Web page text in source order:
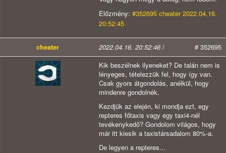
Előzmény: #352695 cheater 2022.04.16.
20:52:45
cheater 2022.04.16. 20:52:46/
# 352695
Kik beszélnek ilyeneket? De talán nem is
lényeges, tételezzük fel, hogy így van.
Csak gyors átgondolás, anélkül, hogy
mindenre gondolnék.
Kezdjük az elején, ki mondja ezt, egy
repteres főtaxis vagy egy taxi4-nél
tevékenykedő? Gondolom világos, hogy
már itt kiesik a taxistársadalom 80%-a.
De legyen a repteres...